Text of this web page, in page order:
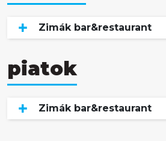
Zimák bar&restaurant
piatok
Zimák bar&restaurant